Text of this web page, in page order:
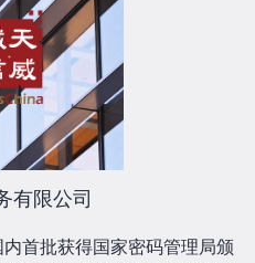
有限公司
首批获得国家密码管理局颁